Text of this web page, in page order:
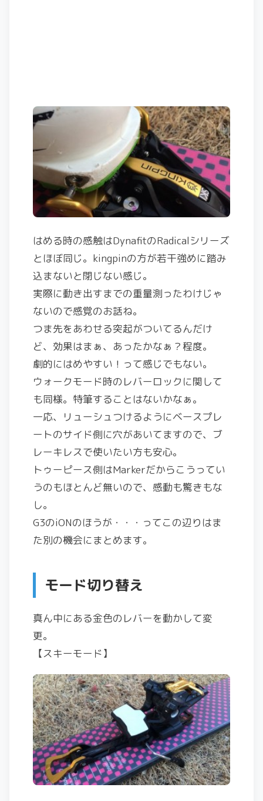
はめる時の感触はDynafitのRadicalシリーズ
とほぼ同じ。kingpinの方が若干強めに踏み
込まないと閉じない感じ。
実際に動き出すまでの重量測ったわけじゃ
ないので感覚のお話ね。
つま先をあわせる突起がついてるんだけ
ど、効果はまぁ、あったかなぁ？程度。
劇的にはめやすい！って感じでもない。
ウォークモード時のレバーロックに関して
も同様。特筆することはないかなぁ。
一応、リューシュつけるようにベースプレ
ートのサイド側に穴があいてますので、ブ
レーキレスで使いたい方も安心。
トゥーピース側はMarkerだからこうってい
うのもほとんど無いので、感動も驚きもな
し。
G3のiONのほうが・・・ってこの辺りはま
た別の機会にまとめます。
モード切り替え
真ん中にある金色のレバーを動かして変
更。
【スキーモード】